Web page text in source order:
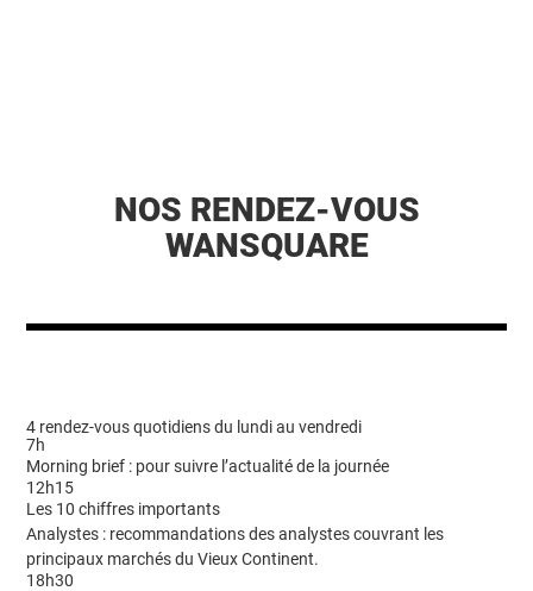
NOS RENDEZ-VOUS
WANSQUARE
4 rendez-vous quotidiens du lundi au vendredi
7h
Morning brief : pour suivre l’actualité de la journée
12h15
Les 10 chiffres importants
Analystes : recommandations des analystes couvrant les
principaux marchés du Vieux Continent.
18h30